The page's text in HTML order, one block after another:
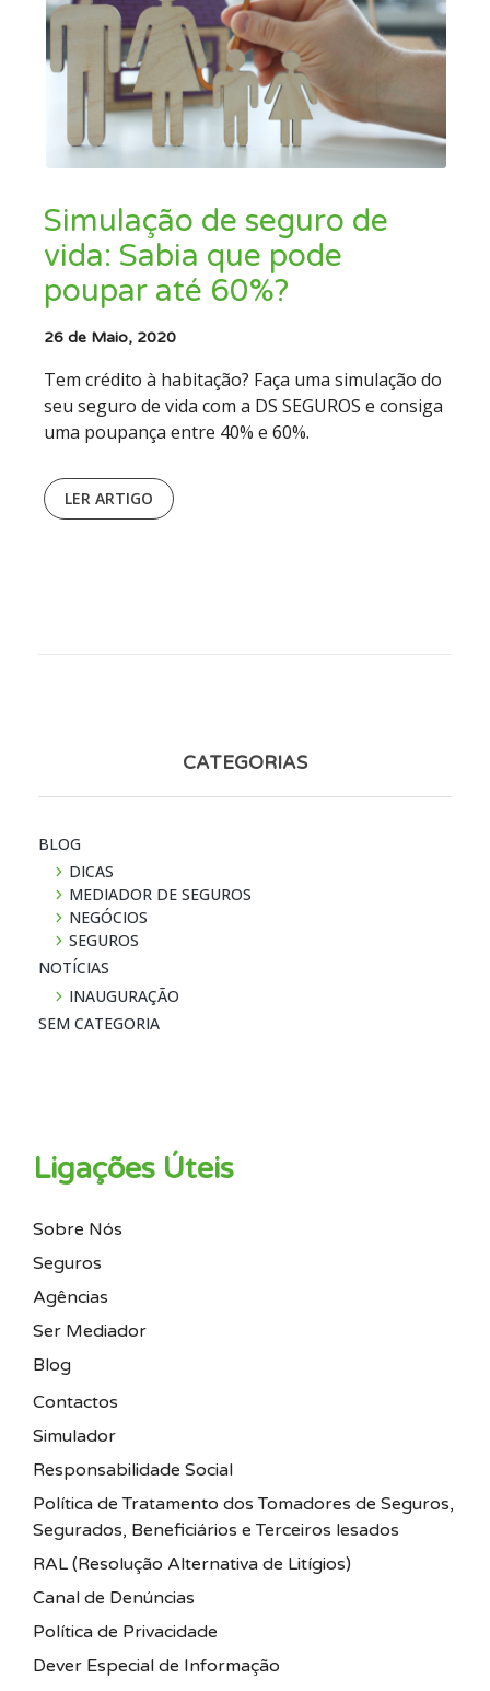
Simulação de seguro de
vida: Sabia que pode
poupar até 60%?
26 de Maio, 2020
Tem crédito à habitação? Faça uma simulação do
seu seguro de vida com a DS SEGUROS e consiga
uma poupança entre 40% e 60%.
LER ARTIGO
CATEGORIAS
BLOG
DICAS
MEDIADOR DE SEGUROS
NEGÓCIOS
SEGUROS
NOTÍ­CIAS
INAUGURAÇÃO
SEM CATEGORIA
Ligações Úteis
Sobre Nós
Seguros
Agências
Ser Mediador
Blog
Contactos
Simulador
Responsabilidade Social
Política de Tratamento dos Tomadores de Seguros,
Segurados, Beneficiários e Terceiros lesados
RAL (Resolução Alternativa de Litígios)
Canal de Denúncias
Política de Privacidade
Dever Especial de Informação